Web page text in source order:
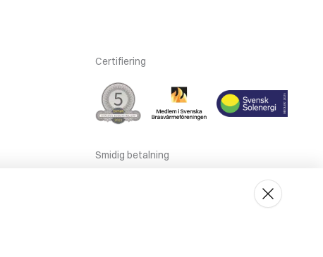
Certifiering
Smidig betalning